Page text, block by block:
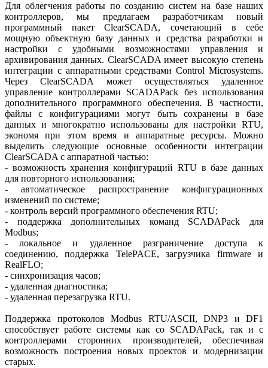
Для облегчения работы по созданию систем на базе наших
контроллеров, мы предлагаем разработчикам новый
программный пакет ClearSCADA, сочетающий в себе
мощную объектную базу данных и средства разработки и
настройки с удобными возможностями управления и
архивирования данных. ClearSCADA имеет высокую степень
интеграции с аппаратными средствами Control Microsystems.
Через ClearSCADA может осуществляться удаленное
управление контроллерами SCADAPack без использования
дополнительного программного обеспечения. В частности,
файлы с конфигурациями могут быть сохранены в базе
данных и многократно использованы для настройки RTU,
экономя при этом время и аппаратные ресурсы. Можно
выделить следующие основные особенности интеграции
ClearSCADA с аппаратной частью:
- возможность хранения конфигураций RTU в базе данных
для повторного использования;
- автоматическое распространение конфигурационных
изменений по системе;
- контроль версий программного обеспечения RTU;
- поддержка дополнительных команд SCADAPack для
Modbus;
- локальное и удаленное разграничение доступа к
соединению, поддержка TelePACE, загрузчика firmware и
RealFLO;
- синхронизация часов;
- удаленная диагностика;
- удаленная перезагрузка RTU.
Поддержка протоколов Modbus RTU/ASCII, DNP3 и DF1
способствует работе системы как со SCADAPack, так и с
контроллерами сторонних производителей, обеспечивая
возможность построения новых проектов и модернизации
старых.